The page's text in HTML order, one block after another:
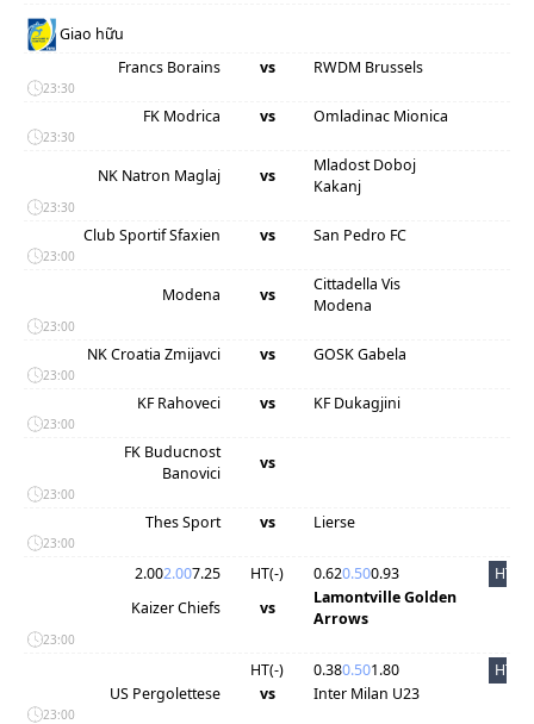
Giao hữu
Francs Borains
vs RWDM Brussels
23:30
FK Modrica vs Omladinac Mionica
23:30
NK Natron Maglaj vs
Mladost Doboj
Kakanj
23:30
Club Sportif Sfaxien vs San Pedro FC
23:00
Modena vs
Cittadella Vis
Modena
23:00
NK Croatia Zmijavci vs GOSK Gabela
23:00
KF Rahoveci vs KF Dukagjini
23:00
FK Buducnost
Banovici
vs
23:00
Thes Sport vs Lierse
23:00
2.002.007.25 HT(-) 0.620.500.93
HT
Kaizer Chiefs
vs
Lamontville Golden
Arrows
23:00
HT(-) 0.380.501.80
HT
US Pergolettese
vs Inter Milan U23
23:00